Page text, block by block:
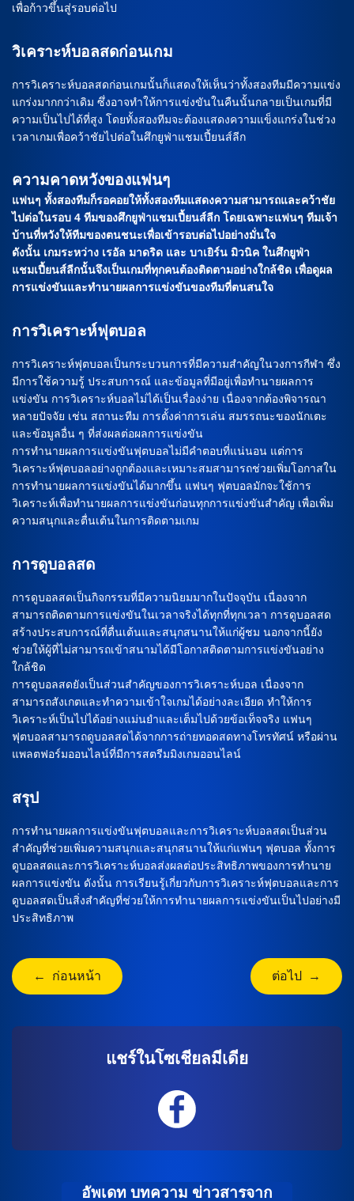
เพื่อก้าวขึ้นสู่รอบต่อไป
วิเคราะห์บอลสดก่อนเกม
การวิเคราะห์บอลสดก่อนเกมนั้นก็แสดงให้เห็นว่าทั้งสองทีมมีความแข่ง
แกร่งมากกว่าเดิม ซึ่งอาจทำให้การแข่งขันในคืนนั้นกลายเป็นเกมที่มี
ความเป็นไปได้ที่สูง โดยทั้งสองทีมจะต้องแสดงความแข็งแกร่งในช่วง
เวลาเกมเพื่อคว้าชัยไปต่อในศึกยูฟ่าแชมเปี้ยนส์ลีก
ความคาดหวังของแฟนๆ
แฟนๆ ทั้งสองทีมก็รอคอยให้ทั้งสองทีมแสดงความสามารถและคว้าชัย
ไปต่อในรอบ 4 ทีมของศึกยูฟ่าแชมเปี้ยนส์ลีก โดยเฉพาะแฟนๆ ทีมเจ้า
บ้านที่หวังให้ทีมของตนชนะเพื่อเข้ารอบต่อไปอย่างมั่นใจ
ดังนั้น เกมระหว่าง เรอัล มาดริด และ บาเยิร์น มิวนิค ในศึกยูฟ่า
แชมเปี้ยนส์ลีกนั้นจึงเป็นเกมที่ทุกคนต้องติดตามอย่างใกล้ชิด เพื่อดูผล
การแข่งขันและทำนายผลการแข่งขันของทีมที่ตนสนใจ
การวิเคราะห์ฟุตบอล
การวิเคราะห์ฟุตบอลเป็นกระบวนการที่มีความสำคัญในวงการกีฬา ซึ่ง
มีการใช้ความรู้ ประสบการณ์ และข้อมูลที่มีอยู่เพื่อทำนายผลการ
แข่งขัน การวิเคราะห์บอลไม่ได้เป็นเรื่องง่าย เนื่องจากต้องพิจารณา
หลายปัจจัย เช่น สถานะทีม การตั้งค่าการเล่น สมรรถนะของนักเตะ
และข้อมูลอื่น ๆ ที่ส่งผลต่อผลการแข่งขัน
การทำนายผลการแข่งขันฟุตบอลไม่มีคำตอบที่แน่นอน แต่การ
วิเคราะห์ฟุตบอลอย่างถูกต้องและเหมาะสมสามารถช่วยเพิ่มโอกาสใน
การทำนายผลการแข่งขันได้มากขึ้น แฟนๆ ฟุตบอลมักจะใช้การ
วิเคราะห์เพื่อทำนายผลการแข่งขันก่อนทุกการแข่งขันสำคัญ เพื่อเพิ่ม
ความสนุกและตื่นเต้นในการติดตามเกม
การดูบอลสด
การดูบอลสดเป็นกิจกรรมที่มีความนิยมมากในปัจจุบัน เนื่องจาก
สามารถติดตามการแข่งขันในเวลาจริงได้ทุกที่ทุกเวลา การดูบอลสด
สร้างประสบการณ์ที่ตื่นเต้นและสนุกสนานให้แก่ผู้ชม นอกจากนี้ยัง
ช่วยให้ผู้ที่ไม่สามารถเข้าสนามได้มีโอกาสติดตามการแข่งขันอย่าง
ใกล้ชิด
การดูบอลสดยังเป็นส่วนสำคัญของการวิเคราะห์บอล เนื่องจาก
สามารถสังเกตและทำความเข้าใจเกมได้อย่างละเอียด ทำให้การ
วิเคราะห์เป็นไปได้อย่างแม่นยำและเต็มไปด้วยข้อเท็จจริง แฟนๆ
ฟุตบอลสามารถดูบอลสดได้จากการถ่ายทอดสดทางโทรทัศน์ หรือผ่าน
แพลตฟอร์มออนไลน์ที่มีการสตรีมมิงเกมออนไลน์
สรุป
การทำนายผลการแข่งขันฟุตบอลและการวิเคราะห์บอลสดเป็นส่วน
สำคัญที่ช่วยเพิ่มความสนุกและสนุกสนานให้แก่แฟนๆ ฟุตบอล ทั้งการ
ดูบอลสดและการวิเคราะห์บอลส่งผลต่อประสิทธิภาพของการทำนาย
ผลการแข่งขัน ดังนั้น การเรียนรู้เกี่ยวกับการวิเคราะห์ฟุตบอลและการ
ดูบอลสดเป็นสิ่งสำคัญที่ช่วยให้การทำนายผลการแข่งขันเป็นไปอย่างมี
ประสิทธิภาพ
← ก่อนหน้า ต่อไป →
แชร์ในโซเชียลมีเดีย
อัพเดท บทความ ข่าวสารจาก